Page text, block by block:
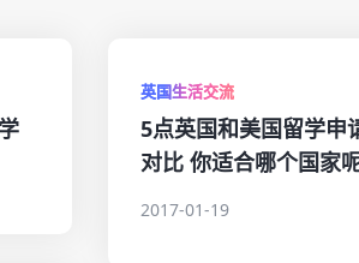
英国生活交流
5点英国和美国留学申
对比 你适合哪个国家
2017-01-19